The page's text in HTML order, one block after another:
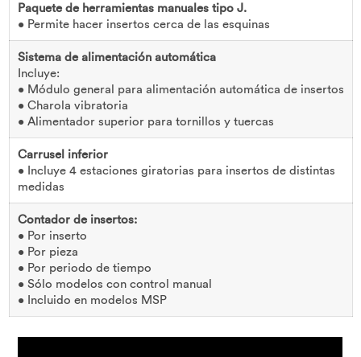
Paquete de herramientas manuales tipo J.
• Permite hacer insertos cerca de las esquinas
Sistema de alimentación automática
Incluye:
• Módulo general para alimentación automática de insertos
• Charola vibratoria
• Alimentador superior para tornillos y tuercas
Carrusel inferior
• Incluye 4 estaciones giratorias para insertos de distintas
medidas
Contador de insertos:
• Por inserto
• Por pieza
• Por periodo de tiempo
• Sólo modelos con control manual
• Incluido en modelos MSP